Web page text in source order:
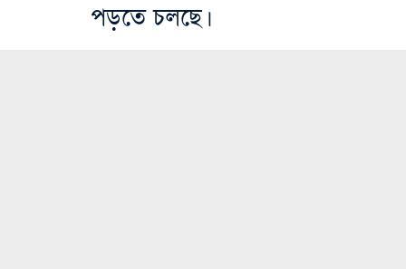
পড়তে চলছে।